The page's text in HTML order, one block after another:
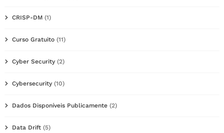
CRISP-DM (1)
Curso Gratuito (11)
Cyber Security (2)
Cybersecurity (10)
Dados Disponíveis Publicamente (2)
Data Drift (5)